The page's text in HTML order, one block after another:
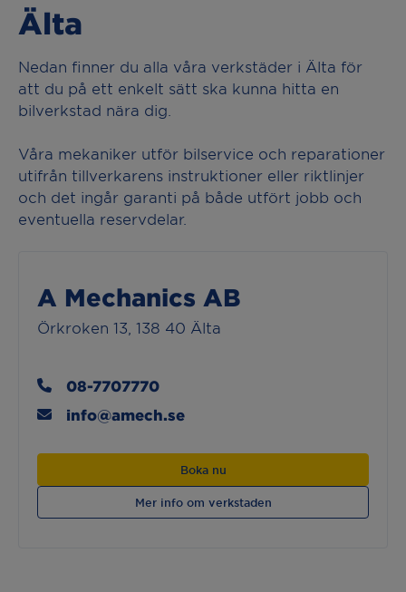
Älta
Nedan finner du alla våra verkstäder i Älta för
att du på ett enkelt sätt ska kunna hitta en
bilverkstad nära dig.
Våra mekaniker utför bilservice och reparationer
utifrån tillverkarens instruktioner eller riktlinjer
och det ingår garanti på både utfört jobb och
eventuella reservdelar.
A Mechanics AB
Örkroken 13, 138 40 Älta
08-7707770
info@amech.se
Boka nu
Mer info om verkstaden